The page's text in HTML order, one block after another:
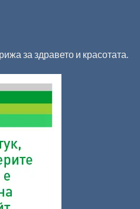
за здравето и красотата.